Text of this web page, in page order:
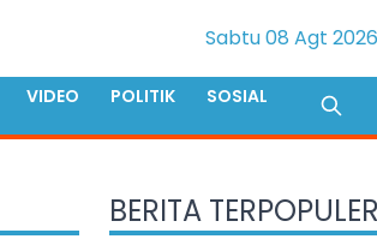
Sabtu 08 Agt 2026
VIDEO POLITIK SOSIAL
BERITA TERPOPULER